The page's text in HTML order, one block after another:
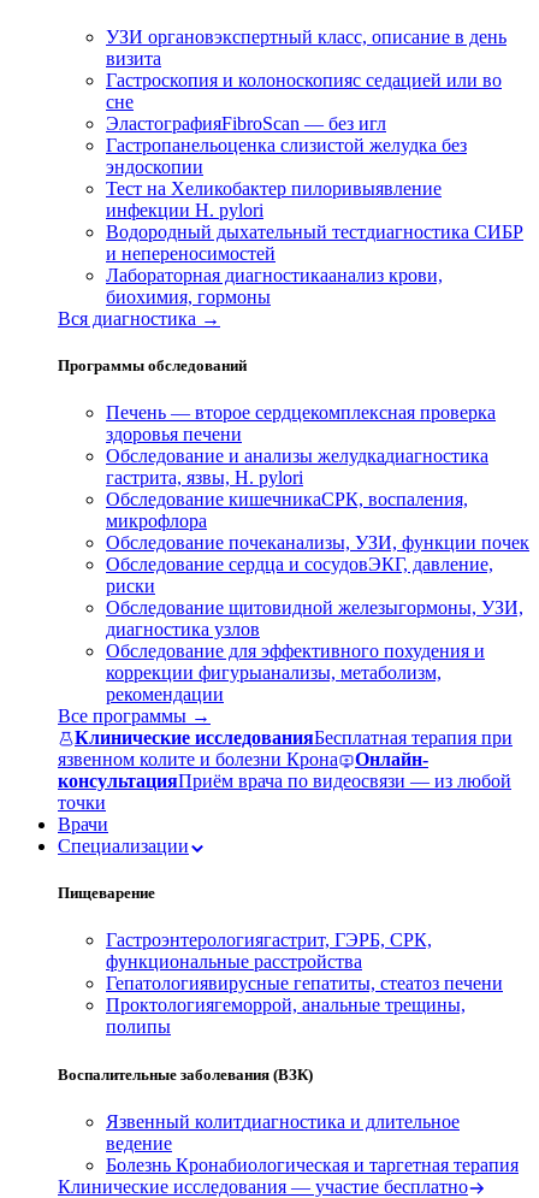
УЗИ органовэкспертный класс, описание в день
визита
Гастроскопия и колоноскопияс седацией или во
сне
ЭластографияFibroScan — без игл
Гастропанельоценка слизистой желудка без
эндоскопии
Тест на Хеликобактер пилоривыявление
инфекции H. pylori
Водородный дыхательный тестдиагностика СИБР
и непереносимостей
Лабораторная диагностикаанализ крови,
биохимия, гормоны
Вся диагностика →
Программы обследований
Печень — второе сердцекомплексная проверка
здоровья печени
Обследование и анализы желудкадиагностика
гастрита, язвы, H. pylori
Обследование кишечникаСРК, воспаления,
микрофлора
Обследование почеканализы, УЗИ, функции почек
Обследование сердца и сосудовЭКГ, давление,
риски
Обследование щитовидной железыгормоны, УЗИ,
диагностика узлов
Обследование для эффективного похудения и
коррекции фигурыанализы, метаболизм,
рекомендации
Все программы →
Клинические исследованияБесплатная терапия при
язвенном колите и болезни Крона
Онлайн-
консультацияПриём врача по видеосвязи — из любой
точки
Врачи
Специализации
Пищеварение
Гастроэнтерологиягастрит, ГЭРБ, СРК,
функциональные расстройства
Гепатологиявирусные гепатиты, стеатоз печени
Проктологиягеморрой, анальные трещины,
полипы
Воспалительные заболевания (ВЗК)
Язвенный колитдиагностика и длительное
ведение
Болезнь Кронабиологическая и таргетная терапия
Клинические исследования — участие бесплатно